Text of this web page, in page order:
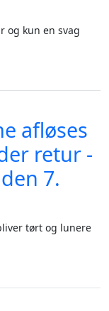
og kun en svag
grader -
afløses
retur -
7.
tørt og lunere
af regn før